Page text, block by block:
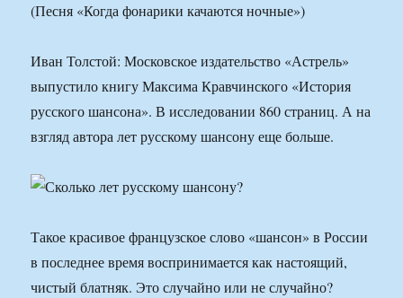
(Песня «Когда фонарики качаются ночные»)
Иван Толстой: Московское издательство «Астрель»
выпустило книгу Максима Кравчинского «История
русского шансона». В исследовании 860 страниц. А на
взгляд автора лет русскому шансону еще больше.
Такое красивое французское слово «шансон» в России
в последнее время воспринимается как настоящий,
чистый блатняк. Это случайно или не случайно?